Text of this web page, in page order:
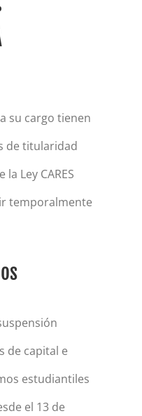
su cargo tienen
de titularidad
Ley CARES
temporalmente
de capital e
estudiantiles
el 13 de